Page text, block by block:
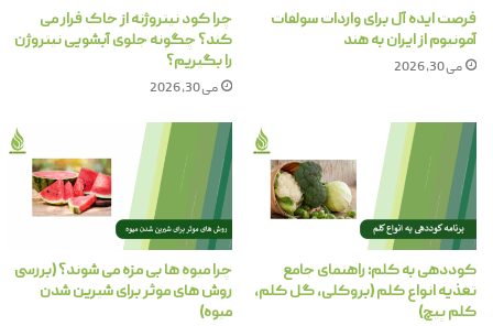
فرصت ایده آل برای واردات سولفات
آمونیوم از ایران به هند
می 30, 2026
چرا کود نیتروژنه از خاک فرار می
کند؟ چگونه جلوی آبشویی نیتروژن
را بگیریم؟
می 30, 2026
کوددهی به کلم: راهنمای جامع
تغذیه انواع کلم (بروکلی، گل کلم،
کلم پیچ)
چرا میوه ها بی مزه می شوند؟ (بررسی
روش های موثر برای شیرین شدن
میوه)